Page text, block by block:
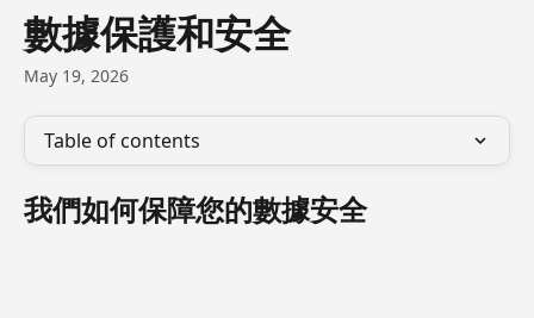
Skip to main content
數據保護和安全
May 19, 2026
Table of contents
我們如何保障您的數據安全